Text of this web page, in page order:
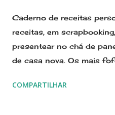
Caderno de receitas
receitas, em
presentear no chá de
de casa nova. Os mais
Receitas Amor no Papel
COMPARTILHAR